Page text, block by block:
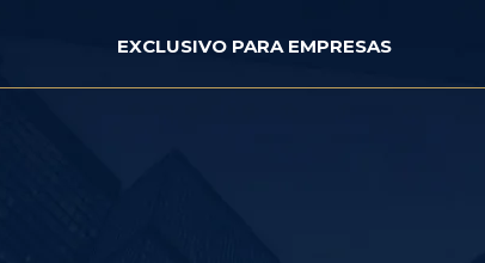
EXCLUSIVO PARA EMPRESAS